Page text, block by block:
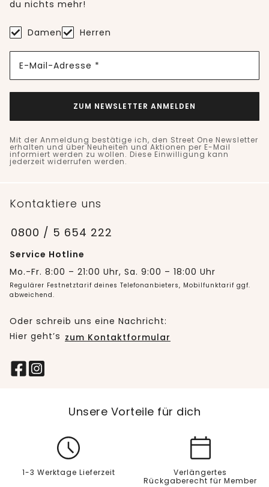
du nichts mehr!
Damen Herren
E-Mail-Adresse *
ZUM NEWSLETTER ANMELDEN
Mit der Anmeldung bestätige ich, den Street One Newsletter
erhalten und über Neuheiten und Aktionen per E-Mail
informiert werden zu wollen. Diese Einwilligung kann
jederzeit widerrufen werden.
Kontaktiere uns
0800 / 5 654 222
Service Hotline
Mo.-Fr. 8:00 – 21:00 Uhr, Sa. 9:00 – 18:00 Uhr
Regulärer Festnetztarif deines Telefonanbieters, Mobilfunktarif ggf.
abweichend.
Oder schreib uns eine Nachricht:
Hier geht’s zum Kontaktformular
Unsere Vorteile für dich
1-3 Werktage Lieferzeit
Verlängertes
Rückgaberecht für Member